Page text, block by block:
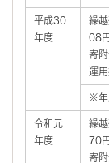
平成30
年度
繰
08円
寄
運
※年
令和元
年度
繰
70円
寄